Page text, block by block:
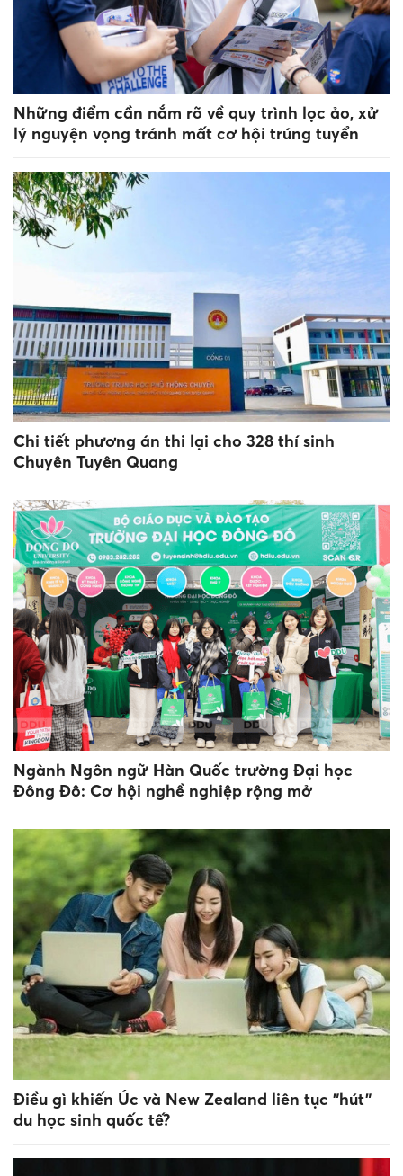
Những điểm cần nắm rõ về quy trình lọc ảo, xử
lý nguyện vọng tránh mất cơ hội trúng tuyển
Chi tiết phương án thi lại cho 328 thí sinh
Chuyên Tuyên Quang
Ngành Ngôn ngữ Hàn Quốc trường Đại học
Đông Đô: Cơ hội nghề nghiệp rộng mở
Điều gì khiến Úc và New Zealand liên tục "hút"
du học sinh quốc tế?